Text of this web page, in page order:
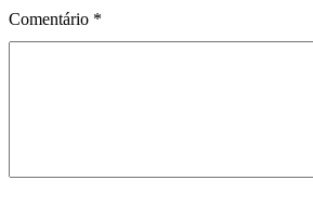
Comentário *